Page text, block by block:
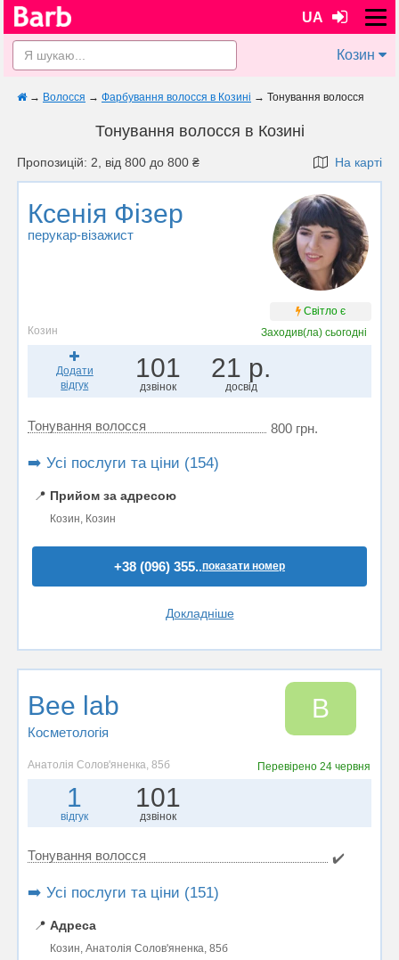
UA
Козин
→ Волосся → Фарбування волосся в Козині → Тонування волосся
Тонування волосся в Козині
Пропозицій: 2, від 800 до 800 ₴ На карті
Ксенія Фізер
перукар-візажист
Світло є
Козин
Заходив(ла)сьогодні
Додати
відгук
101
дзвінок
21 р.
досвід
Тонування волосся 800 грн.
➡️ Усі послуги та ціни (154)
📍 Прийом за адресою
Козин, Козин
+38 (096) 355..показати номер
Докладніше
Bee lab
Косметологія
B
Анатолія Солов'яненка, 85б Перевірено24 червня
1
відгук
101
дзвінок
Тонування волосся ✔️
➡️ Усі послуги та ціни (151)
📍 Адреса
Козин, Анатолія Солов'яненка, 85б